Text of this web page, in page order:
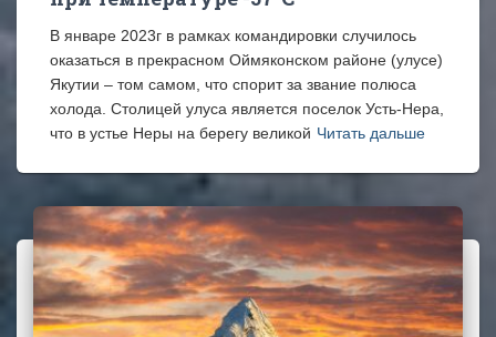
В январе 2023г в рамках командировки случилось
оказаться в прекрасном Оймяконском районе (улусе)
Якутии – том самом, что спорит за звание полюса
холода. Столицей улуса является поселок Усть-Нера,
что в устье Неры на берегу великой Читать дальше